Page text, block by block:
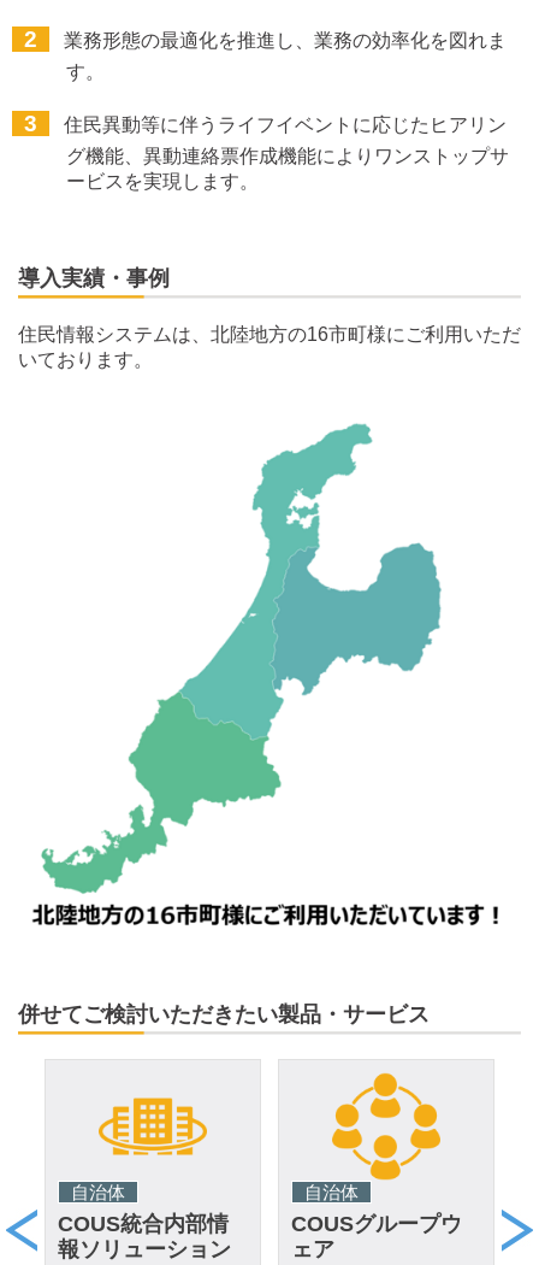
業務形態の最適化を推進し、業務の効率化を図れま
す。
住民異動等に伴うライフイベントに応じたヒアリン
グ機能、異動連絡票作成機能によりワンストップサ
ービスを実現します。
導入実績・事例
住民情報システムは、北陸地方の16市町様にご利用いただ
いております。
併せてご検討いただきたい製品・サービス
自治体
COUS統合内部情
報ソリューション
自治体
COUSグループウ
ェア